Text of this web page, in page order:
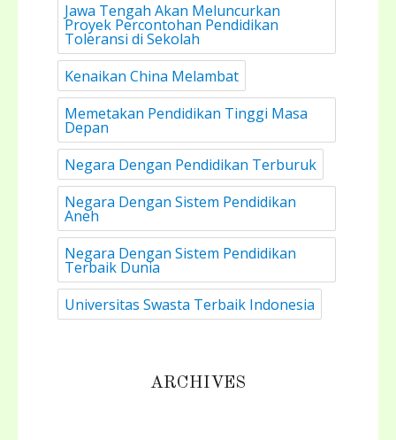
Jawa Tengah Akan Meluncurkan
Proyek Percontohan Pendidikan
Toleransi di Sekolah
Kenaikan China Melambat
Memetakan Pendidikan Tinggi Masa
Depan
Negara Dengan Pendidikan Terburuk
Negara Dengan Sistem Pendidikan
Aneh
Negara Dengan Sistem Pendidikan
Terbaik Dunia
Universitas Swasta Terbaik Indonesia
ARCHIVES